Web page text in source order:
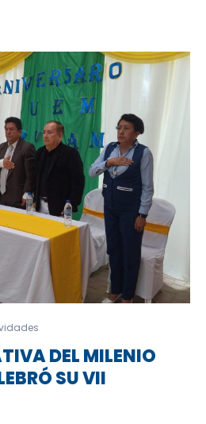
DEL MILENIO
SU VII